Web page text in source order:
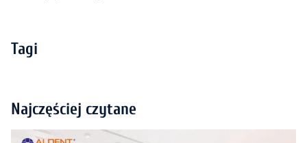
Tagi
Najczęściej czytane